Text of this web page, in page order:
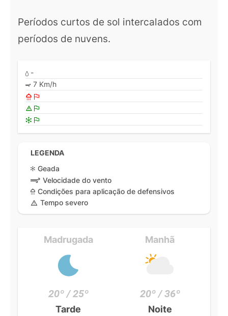
Períodos curtos de sol intercalados com
períodos de nuvens.
-
7 Km/h
LEGENDA
Geada
Velocidade do vento
Condições para aplicação de defensivos
Tempo severo
Madrugada
20º / 25º
Manhã
20º / 36º
Tarde Noite